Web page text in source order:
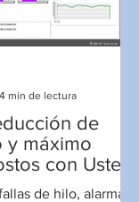
de
y máximo
con Uster
de hilo, alarmas
4 min de lectura